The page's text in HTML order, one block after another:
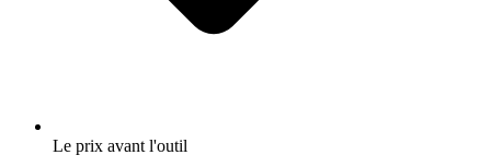
Le prix avant l'outil